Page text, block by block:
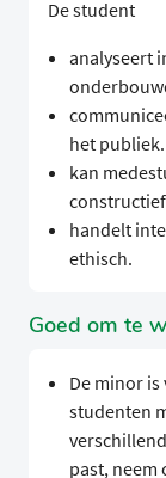
De student
analyseert
het publiek.
kan
handelt
ethisch.
Goed om te
De minor
studenten
past, neem